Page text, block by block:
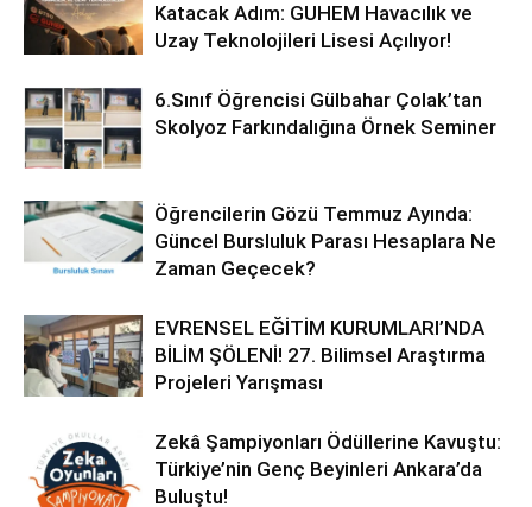
Katacak Adım: GUHEM Havacılık ve
Uzay Teknolojileri Lisesi Açılıyor!
6.Sınıf Öğrencisi Gülbahar Çolak’tan
Skolyoz Farkındalığına Örnek Seminer
Öğrencilerin Gözü Temmuz Ayında:
Güncel Bursluluk Parası Hesaplara Ne
Zaman Geçecek?
EVRENSEL EĞİTİM KURUMLARI’NDA
BİLİM ŞÖLENİ! 27. Bilimsel Araştırma
Projeleri Yarışması
Zekâ Şampiyonları Ödüllerine Kavuştu:
Türkiye’nin Genç Beyinleri Ankara’da
Buluştu!